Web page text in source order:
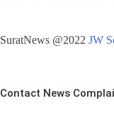
SuratNews @2022 JW
Contact News